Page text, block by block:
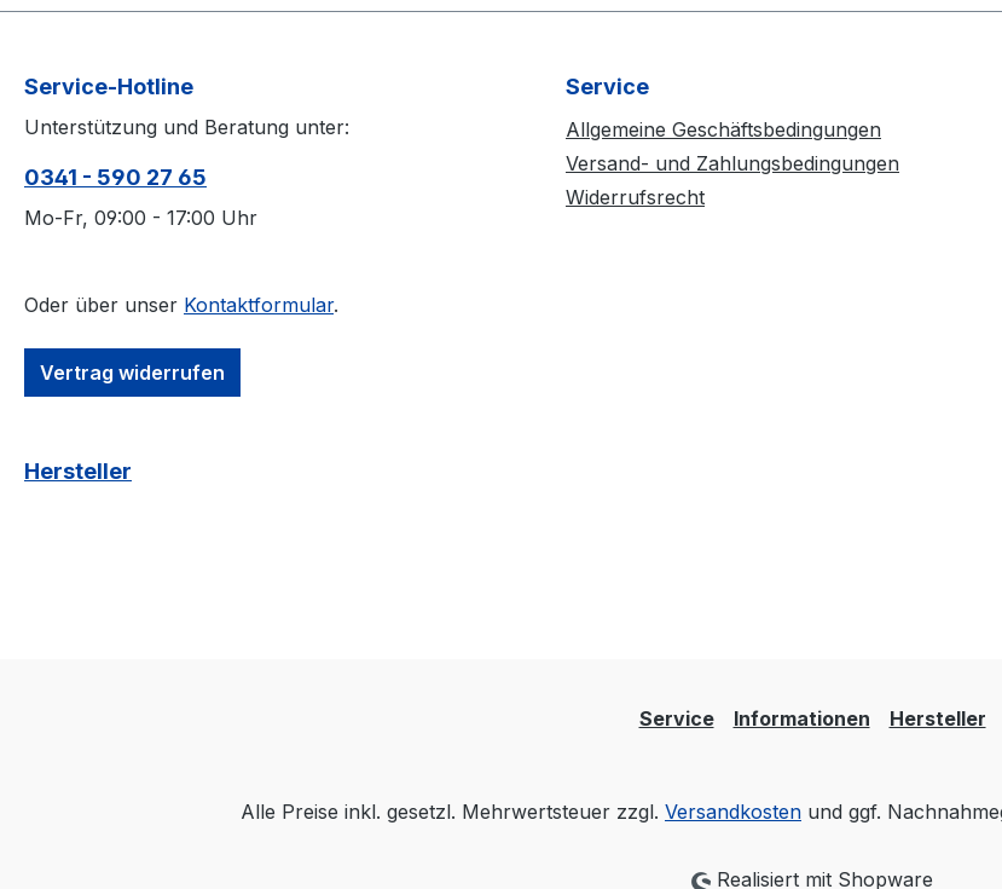
Service-Hotline
Unterstützung und Beratung unter:
0341 - 590 27 65
Mo-Fr, 09:00 - 17:00 Uhr
Oder über unser Kontaktformular.
Vertrag widerrufen
Service
Allgemeine Geschäftsbedingungen
Versand- und Zahlungsbedingungen
Widerrufsrecht
Hersteller
Service Informationen Hersteller
Alle Preise inkl. gesetzl. Mehrwertsteuer zzgl. Versandkosten und ggf.
Realisiert mit Shopware